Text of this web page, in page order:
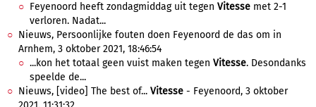
Feyenoord heeft zondagmiddag uit tegen Vitesse met 2-1
verloren. Nadat...
Nieuws, Persoonlijke fouten doen Feyenoord de das om in
Arnhem, 3 oktober 2021, 18:46:54
...kon het totaal geen vuist maken tegen Vitesse. Desondanks
speelde de...
Nieuws, [video] The best of... Vitesse - Feyenoord, 3 oktober